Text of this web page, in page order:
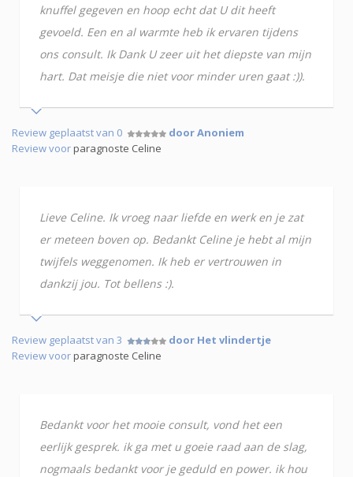
knuffel gegeven en hoop echt dat U dit heeft
gevoeld. Een en al warmte heb ik ervaren tijdens
ons consult. Ik Dank U zeer uit het diepste van mijn
hart. Dat meisje die niet voor minder uren gaat :)).
Review geplaatst van 0
door Anoniem
Review voorparagnoste Celine
Lieve Celine. Ik vroeg naar liefde en werk en je zat
er meteen boven op. Bedankt Celine je hebt al mijn
twijfels weggenomen. Ik heb er vertrouwen in
dankzij jou. Tot bellens :).
Review geplaatst van 3
door Het vlindertje
Review voorparagnoste Celine
Bedankt voor het mooie consult, vond het een
eerlijk gesprek. ik ga met u goeie raad aan de slag,
nogmaals bedankt voor je geduld en power. ik hou